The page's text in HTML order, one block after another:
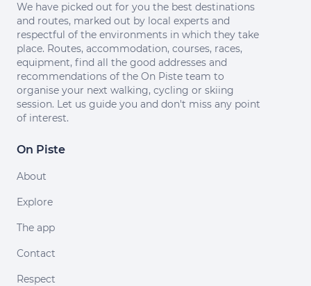
We have picked out for you the best destinations
and routes, marked out by local experts and
respectful of the environments in which they take
place. Routes, accommodation, courses, races,
equipment, find all the good addresses and
recommendations of the On Piste team to
organise your next walking, cycling or skiing
session. Let us guide you and don't miss any point
of interest.
On Piste
About
Explore
The app
Contact
Respect